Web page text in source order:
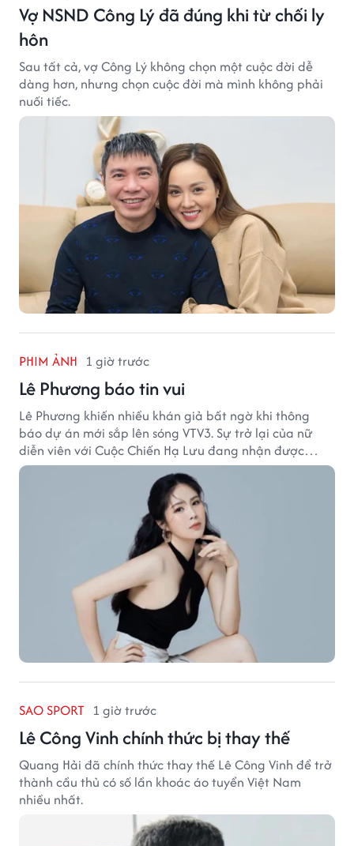
Vợ NSND Công Lý đã đúng khi từ chối ly
hôn
Sau tất cả, vợ Công Lý không chọn một cuộc đời dễ
dàng hơn, nhưng chọn cuộc đời mà mình không phải
nuối tiếc.
PHIM ẢNH 1 giờ trước
Lê Phương báo tin vui
Lê Phương khiến nhiều khán giả bất ngờ khi thông
báo dự án mới sắp lên sóng VTV3. Sự trở lại của nữ
diễn viên với Cuộc Chiến Hạ Lưu đang nhận được
nhiều sự quan tâm.
SAO SPORT 1 giờ trước
Lê Công Vinh chính thức bị thay thế
Quang Hải đã chính thức thay thế Lê Công Vinh để trở
thành cầu thủ có số lần khoác áo tuyển Việt Nam
nhiều nhất.